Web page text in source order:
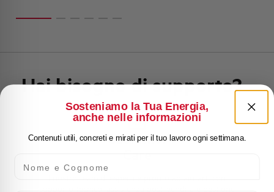
Hai bisogno di supporto?
Customer
Sosteniamo la Tua Energia,
anche nelle informazioni
Contenuti utili, concreti e mirati per il tuo lavoro ogni settimana.